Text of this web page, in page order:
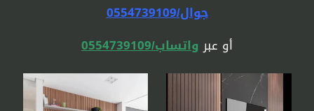
جوال/0554739109
أو عبر واتساب/0554739109